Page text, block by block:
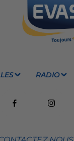
RADIO